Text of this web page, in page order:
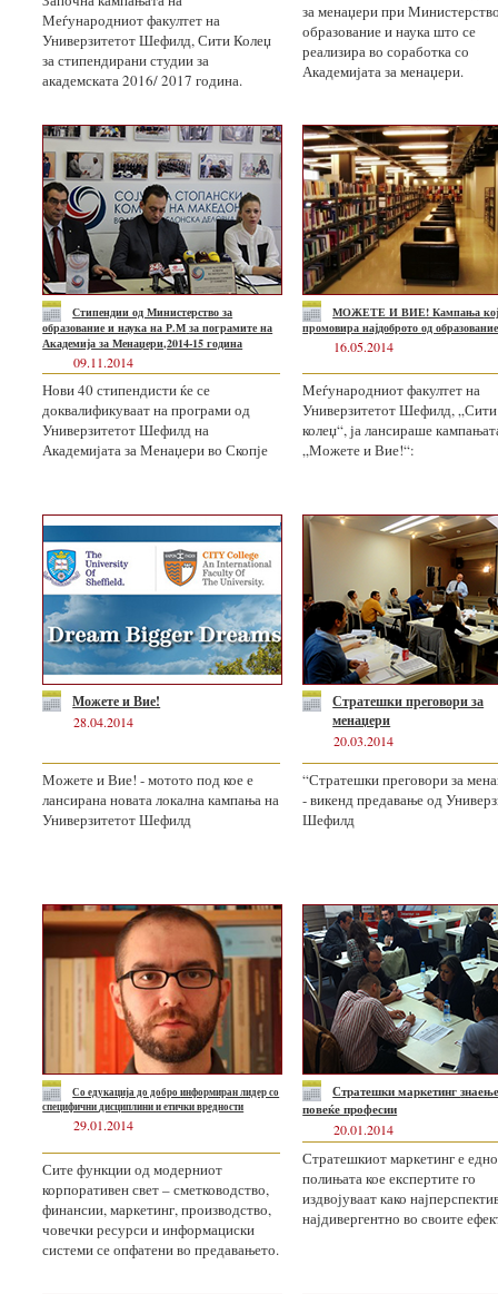
Меѓународниот факултет на
Универзитетот Шефилд, Сити Колеџ
за стипендирани студии за
академската 2016/ 2017 година.
за менаџери при
образование и наука што се
реализира во соработка со
Академијата за менаџери.
Стипендии од Министерство за
образование и наука на Р.М за пограмите на
Академија за Менаџери,2014-15 година
09.11.2014
Нови 40 стипендисти ќе се
доквалификуваат на програми од
Универзитетот Шефилд на
Академијата за Менаџери во Скопје
МОЖЕТЕ И ВИЕ! Кампања
промовира најдобротоод
16.05.2014
Mеѓународниот факултет на
Универзитетот Шефилд, „Сити
колеџ“, ја лансираше
„Можете и Вие!“:
Можете и Вие!
28.04.2014
Можете и Вие! - мотото под кое е
лансирана новата локална кампања на
Универзитетот Шефилд
Стратешки преговори за
менаџери
20.03.2014
“Стратешки преговори за
- викенд предавање од
Шефилд
Со едукација до доброинформиран лидер со
специфичнидисциплини и етички вредности
29.01.2014
Сите функции од модерниот
корпоративен свет – сметководство,
финансии, маркетинг, производство,
човечки ресурси и информациски
системи се опфатени во предавањето.
Стратешки маркетинг
повеќе професии
20.01.2014
Стратешкиот маркетинг е
полињата кое експертите го
издвојуваат како
најдивергентно во своите